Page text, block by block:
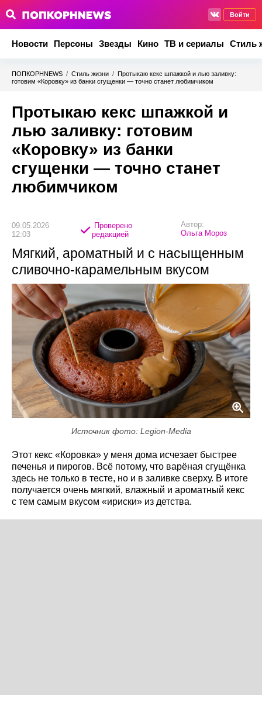
Войти
Новости Персоны Звезды Кино ТВ и сериалы Стиль
ПОПКОРНNEWS / Стиль жизни / Протыкаю кекс шпажкой и лью заливку:
готовим «Коровку» из банки сгущенки — точно станет любимчиком
Протыкаю кекс шпажкой и
лью заливку: готовим
«Коровку» из банки
сгущенки — точно станет
любимчиком
09.05.2026
12:03
Проверено
редакцией
Автор:
Ольга Мороз
Мягкий, ароматный и с насыщенным
сливочно-карамельным вкусом
Источник фото: Legion-Media
Этот кекс «Коровка» у меня дома исчезает быстрее
печенья и пирогов. Всё потому, что варёная сгущёнка
здесь не только в тесте, но и в заливке сверху. В итоге
получается очень мягкий, влажный и ароматный кекс
с тем самым вкусом «ириски» из детства.